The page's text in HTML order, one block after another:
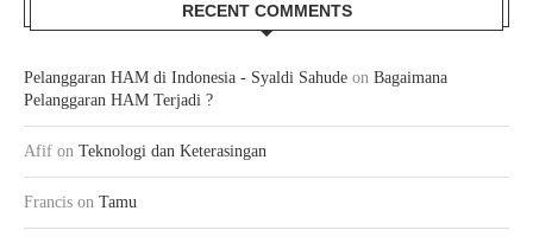
RECENT COMMENTS
Pelanggaran HAM di Indonesia - Syaldi Sahude on Bagaimana
Pelanggaran HAM Terjadi ?
Afif on Teknologi dan Keterasingan
Francis on Tamu